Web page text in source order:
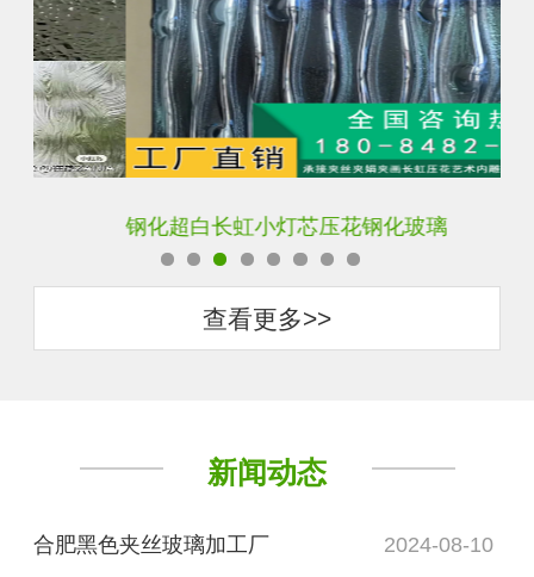
钢化超白长虹小灯芯压花钢化玻璃
查看更多>>
新闻动态
合肥黑色夹丝玻璃加工厂 2024-08-10